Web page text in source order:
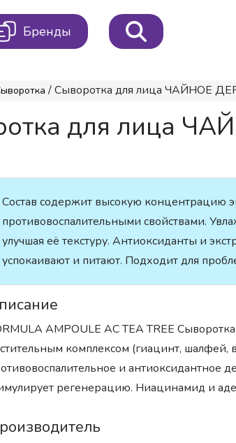
Бренды
/ Сыворотка для лица ЧАЙНОЕ
для лица
Состав содержит высокую концентрацию
противовоспалительными свойствами.
улучшая её текстуру. Антиоксиданты и
успокаивают и питают. Подходит для
AMPOULE AC TEA TREE
комплексом (гиацинт, шалфей,
и антиоксидантное
регенерацию. Ниацинамид и